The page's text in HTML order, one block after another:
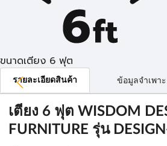
ขนาดเตียง 6 ฟุต
รายละเอียดสินค้า ข้อมูลจำเพาะ
เตียง 6 ฟุต WISDOM
FURNITURE รุ่น